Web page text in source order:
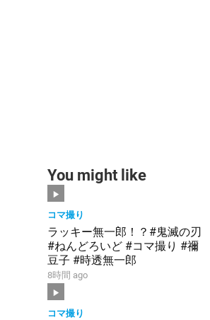
You might like
コマ撮り
ラッキー無一郎！？#鬼滅の刃
#ねんどろいど #コマ撮り #禰
豆子 #時透無一郎
8時間 ago
コマ撮り